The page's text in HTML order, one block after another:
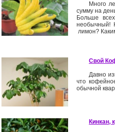
Много
сумму на
Больше
необычный!
лимон?
Свой
Давно
что
обычной
Кинкан,